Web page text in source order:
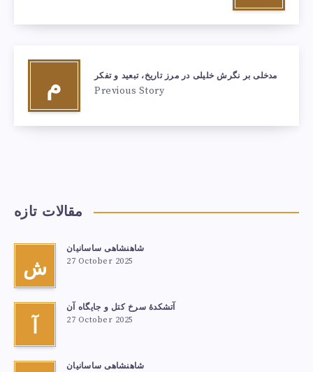
م مدخلی بر نگرش خلیلی در مرز تاریخ، تبعید و تفکر
Previous Story
مقالات تازه
ش
شاهنشاهی ساسانیان
27 October 2025
آ
آتشكدهٔ سرخ‌ کتل و جایگاه آن
27 October 2025
شاهنشاهی ساسانیان